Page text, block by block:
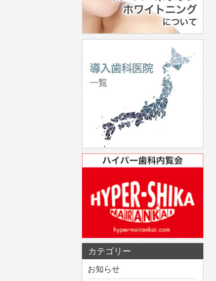
カテゴリー
お知らせ